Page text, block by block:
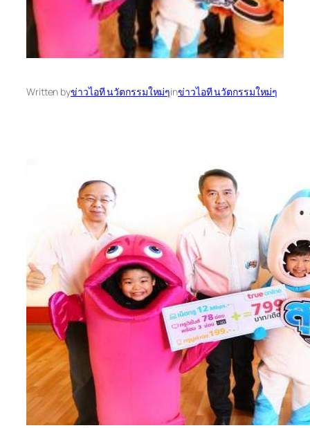
Written byข่าวไอที นวัตกรรมใหม่ๆinข่าวไอที นวัตกรรมใหม่ๆ